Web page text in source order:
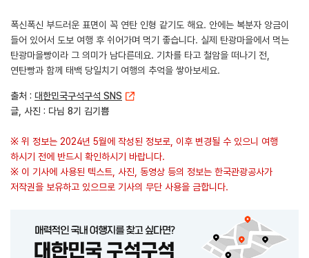
폭신폭신 부드러운 표면이 꼭 연탄 인형 같기도 해요. 안에는 복분자 앙금이
들어 있어서 도보 여행 후 쉬어가며 먹기 좋습니다. 실제 탄광마을에서 먹는
탄광마을빵이라 그 의미가 남다른데요. 기차를 타고 철암을 떠나기 전,
연탄빵과 함께 태백 당일치기 여행의 추억을 쌓아보세요.
출처 : 대한민국구석구석 SNS
글, 사진 : 다님 8기 김기쁨
※ 위 정보는 2024년 5월에 작성된 정보로, 이후 변경될 수 있으니 여행
하시기 전에 반드시 확인하시기 바랍니다.
※ 이 기사에 사용된 텍스트, 사진, 동영상 등의 정보는 한국관광공사가
저작권을 보유하고 있으므로 기사의 무단 사용을 금합니다.